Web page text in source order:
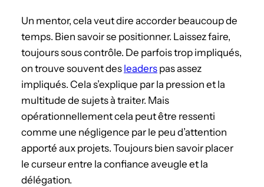
Un mentor, cela veut dire accorder beaucoup de
temps. Bien savoir se positionner. Laissez faire,
toujours sous contrôle. De parfois trop impliqués,
on trouve souvent des leaders pas assez
impliqués. Cela s’explique par la pression et la
multitude de sujets à traiter. Mais
opérationnellement cela peut être ressenti
comme une négligence par le peu d’attention
apporté aux projets. Toujours bien savoir placer
le curseur entre la confiance aveugle et la
délégation.